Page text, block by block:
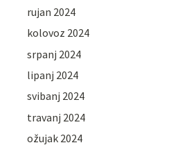
rujan 2024
kolovoz 2024
srpanj 2024
lipanj 2024
svibanj 2024
travanj 2024
ožujak 2024